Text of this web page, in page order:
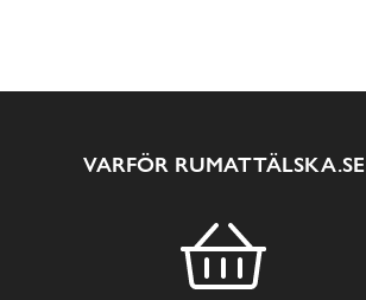
VARFÖR RUMATTÄLSKA.SE